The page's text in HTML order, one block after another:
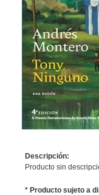
Descripción:
Producto sin
* Producto sujeto a